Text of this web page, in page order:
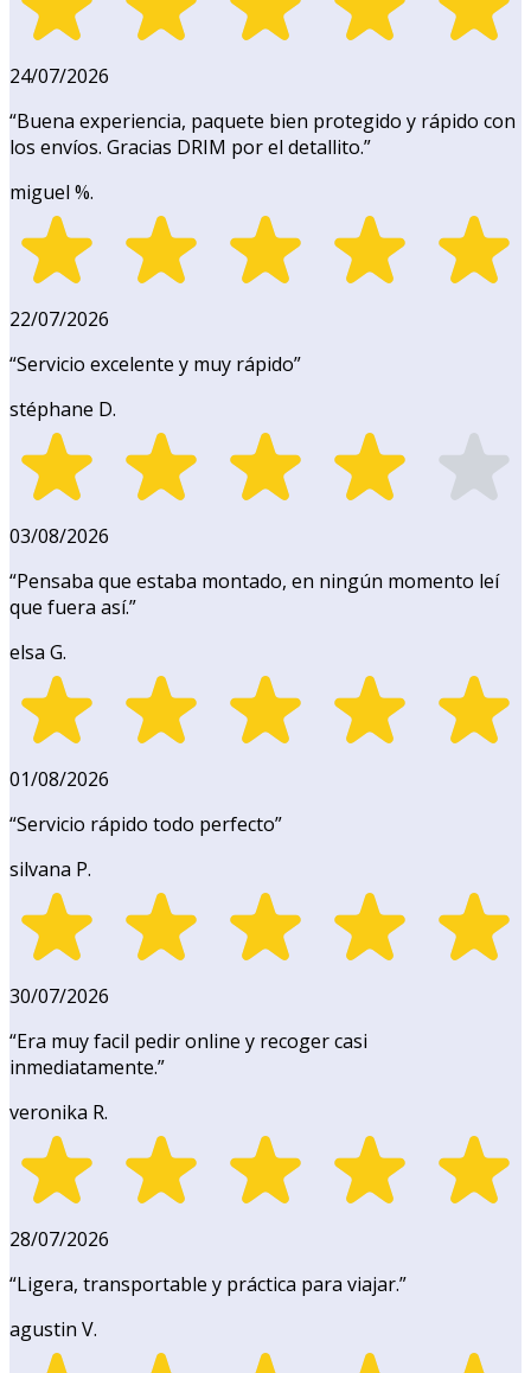
24/07/2026
“Buena experiencia, paquete bien protegido y rápido con
los envíos. Gracias DRIM por el detallito.”
miguel %.
22/07/2026
“Servicio excelente y muy rápido”
stéphane D.
03/08/2026
“Pensaba que estaba montado, en ningún momento leí
que fuera así.”
elsa G.
01/08/2026
“Servicio rápido todo perfecto”
silvana P.
30/07/2026
“Era muy facil pedir online y recoger casi
inmediatamente.”
veronika R.
28/07/2026
“Ligera, transportable y práctica para viajar.”
agustin V.